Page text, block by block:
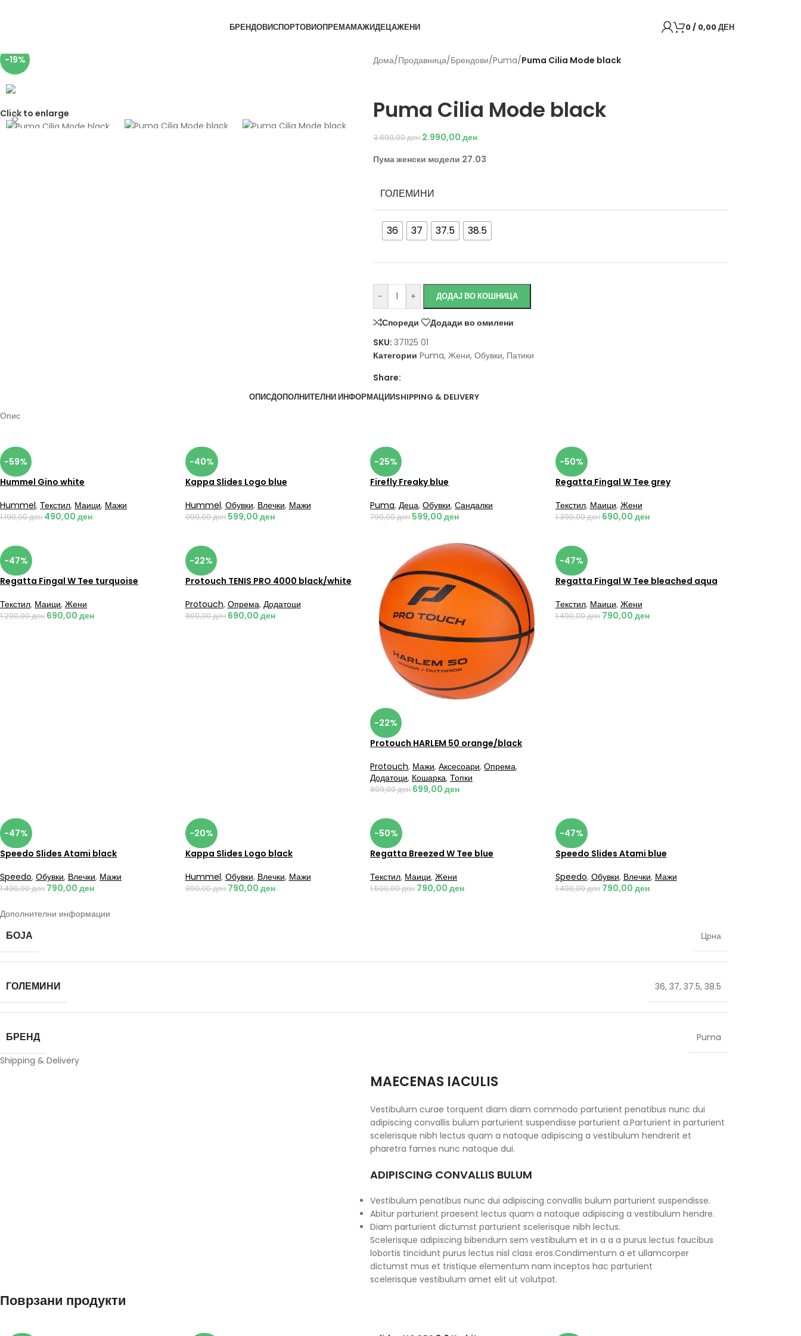
БРЕНДОВИСПОРТОВИОПРЕМАМАЖИДЕЦАЖЕНИ 0/ 0,00ДЕН
-19%
Click to enlarge
Дома/Продавница/Брендови/Puma/Puma Cilia Mode blackBack to products
Puma Cilia Mode black
3.690,00ден 2.990,00 ден
Пума женски модели 27.03
ГОЛЕМИНИ
36 37 37.5 38.5
- + ДОДАЈ ВО КОШНИЦА
Спореди
Додади во омилени
SKU: 371125 01
Категории Puma, Жени, Обувки, Патики
Share:
ОПИСДОПОЛНИТЕЛНИ ИНФОРМАЦИИSHIPPING & DELIVERY
Опис
-59%
Hummel Gino white
Hummel, Текстил, Маици, Мажи
1.190,00ден 490,00 ден
-40%
Kappa Slides Logo blue
Hummel, Обувки, Влечки, Мажи
999,00ден 599,00 ден
-25%
Firefly Freaky blue
Puma, Деца, Обувки, Сандалки
799,00ден 599,00 ден
-50%
Regatta Fingal W Tee grey
Текстил, Маици, Жени
1.390,00ден 690,00 ден
-47%
Regatta Fingal W Tee turquoise
Текстил, Маици, Жени
1.290,00ден 690,00 ден
-22%
Protouch TENIS PRO 4000 black/white
Protouch, Опрема, Додатоци
890,00ден 690,00 ден
-22%
Protouch HARLEM 50 orange/black
Protouch, Мажи, Аксесоари, Опрема,
Додатоци, Кошарка, Топки
899,00ден 699,00 ден
-47%
Regatta Fingal W Tee bleached aqua
Текстил, Маици, Жени
1.490,00ден 790,00 ден
-47%
Speedo Slides Atami black
Speedo, Обувки, Влечки, Мажи
1.490,00ден 790,00 ден
-20%
Kappa Slides Logo black
Hummel, Обувки, Влечки, Мажи
990,00ден 790,00 ден
-50%
Regatta Breezed W Tee blue
Текстил, Маици, Жени
1.590,00ден 790,00 ден
-47%
Speedo Slides Atami blue
Speedo, Обувки, Влечки, Мажи
1.490,00ден 790,00 ден
Дополнителни информации
БОЈА Црна
ГОЛЕМИНИ 36, 37, 37.5, 38.5
БРЕНД
Puma
Shipping & Delivery
MAECENAS IACULIS
Vestibulum curae torquent diam diam commodo parturient penatibus nunc dui
adipiscing convallis bulum parturient suspendisse parturient a.Parturient in parturient
scelerisque nibh lectus quam a natoque adipiscing a vestibulum hendrerit et
pharetra fames nunc natoque dui.
ADIPISCING CONVALLIS BULUM
Vestibulum penatibus nunc dui adipiscing convallis bulum parturient suspendisse.
Abitur parturient praesent lectus quam a natoque adipiscing a vestibulum hendre.
Diam parturient dictumst parturient scelerisque nibh lectus.
Scelerisque adipiscing bibendum sem vestibulum et in a a a purus lectus faucibus
lobortis tincidunt purus lectus nisl class eros.Condimentum a et ullamcorper
dictumst mus et tristique elementum nam inceptos hac parturient
scelerisque vestibulum amet elit ut volutpat.
Поврзани продукти